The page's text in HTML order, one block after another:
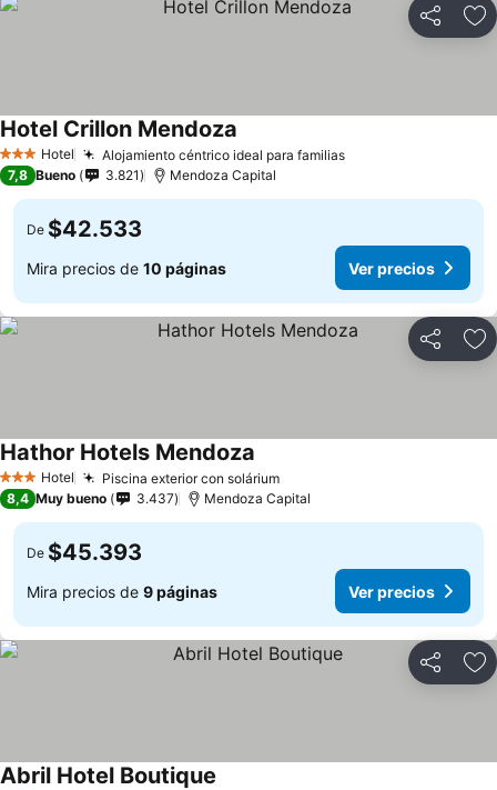
Compartir
3 Estrellas
Hotel Alojamiento céntrico ideal para familiasVer precios
Hotel Crillon Mendoza
7,8 Bueno 3.821 Mendoza Capital
De $42.533
Mira precios de 10 páginas Ver precios
Compartir
3 Estrellas
Hotel Piscina exterior con soláriumVer precios
Hathor Hotels Mendoza
8,4 Muy bueno 3.437 Mendoza Capital
De $45.393
Mira precios de 9 páginas Ver precios
Compartir
Abril Hotel Boutique